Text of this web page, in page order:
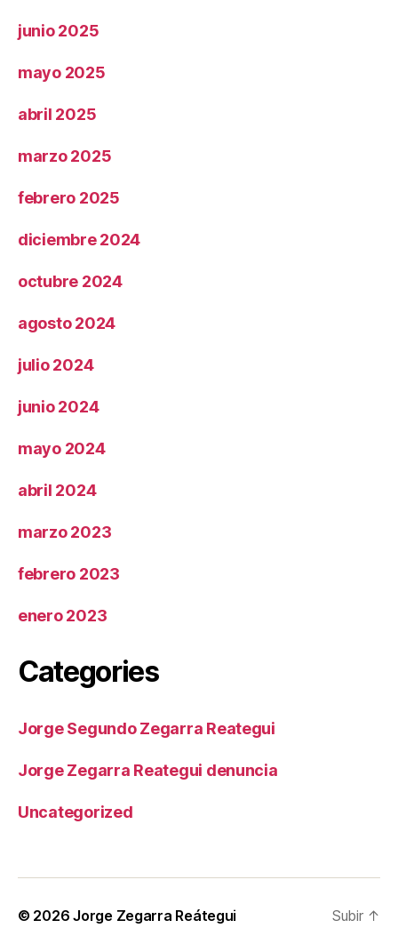
junio 2025
mayo 2025
abril 2025
marzo 2025
febrero 2025
diciembre 2024
octubre 2024
agosto 2024
julio 2024
junio 2024
mayo 2024
abril 2024
marzo 2023
febrero 2023
enero 2023
Categories
Jorge Segundo Zegarra Reategui
Jorge Zegarra Reategui denuncia
Uncategorized
© 2026Jorge Zegarra Reátegui Subir ↑